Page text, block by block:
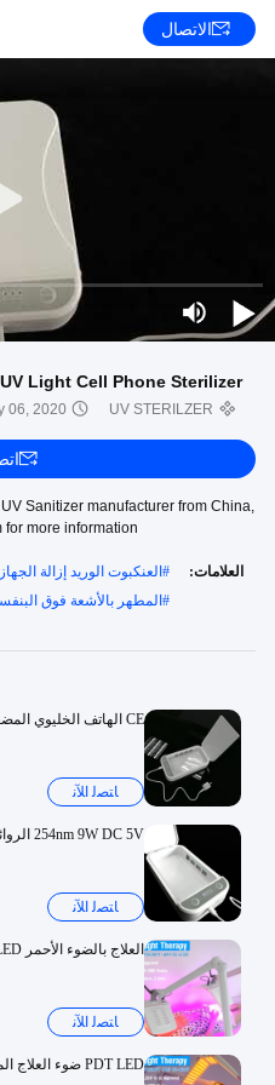
الاتصال
Light Cell Phone Sterilizer
UV STERILZER
06, 2020
Sanitizer manufacturer from China,
more information.
العلامات: # العنكبوت الوريد إزالة الجهاز
# المطهر بالأشعة فوق
CE الهاتف الخليوي المضغوط Aromatherapy Mobile Uv المطهر
ﺎﺘﺼﻟ ﺍﻶﻧ
254nm 9W DC 5V الروائح الهاتف الخليوي Uv صندوق تعقيم
ﺎﺘﺼﻟ ﺍﻶﻧ
العلاج بالضوء الأحمر LED للحد من التجاعيد
ﺎﺘﺼﻟ ﺍﻶﻧ
PDT LED ضوء العلاج المعدات المهنية للتجاعيد